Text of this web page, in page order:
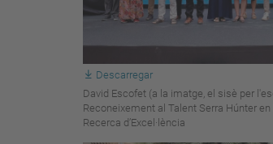
Descarregar
David Escofet (a la imatge, el sisè per
Reconeixement al Talent Serra Húnter
Recerca d’Excel·lència